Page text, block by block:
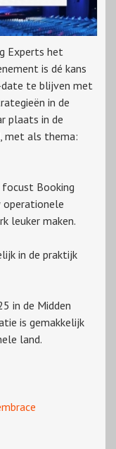
Experts het
is dé kans
te blijven met
in de
plaats in de
met als thema:
focust Booking
operationele
leuker maken.
in de praktijk
in de Midden
is gemakkelijk
land.